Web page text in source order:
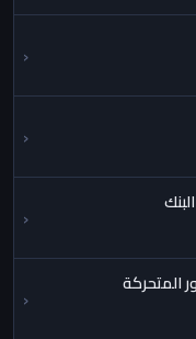
‹
‹
‹
المتحركة ‹